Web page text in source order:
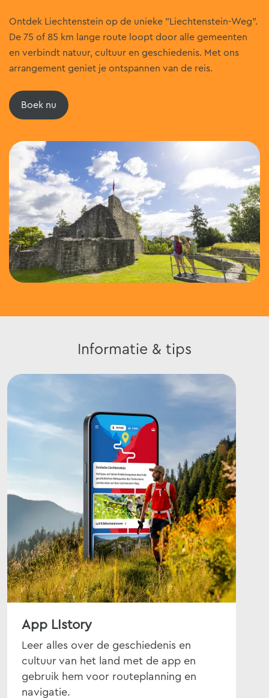
Ontdek Liechtenstein op de unieke "Liechtenstein-Weg".
De 75 of 85 km lange route loopt door alle gemeenten
en verbindt natuur, cultuur en geschiedenis. Met ons
arrangement geniet je ontspannen van de reis.
Boek nu
Informatie & tips
App LIstory
Leer alles over de geschiedenis en
cultuur van het land met de app en
gebruik hem voor routeplanning en
navigatie.